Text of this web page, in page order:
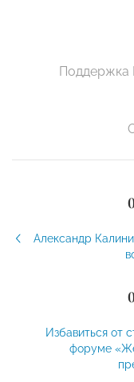
Поддержка
Александр
Избавиться от
форуме